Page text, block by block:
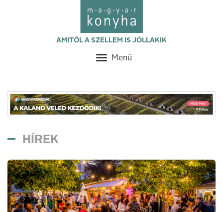
AMITŐL A SZELLEM IS JÓLLAKIK
Toggle
Menü
HÍREK